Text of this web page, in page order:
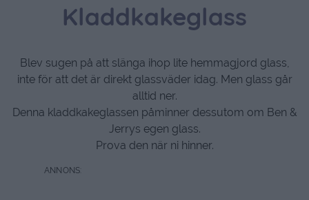
Kladdkakeglass
Blev sugen på att slänga ihop lite hemmagjord glass,
inte för att det är direkt glassväder idag. Men glass går
alltid ner.
Denna kladdkakeglassen påminner dessutom om Ben &
Jerrys egen glass.
Prova den när ni hinner.